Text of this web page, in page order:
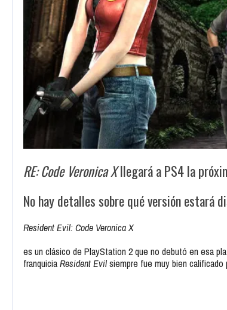
RE: Code Veronica Xllegará a PS4 la
No hay detalles sobre qué versión estará
Resident Evil: Code Veronica X
es un clásico de PlayStation 2 que no debutó en esa
franquiciaResident Evilsiempre fue muy bien